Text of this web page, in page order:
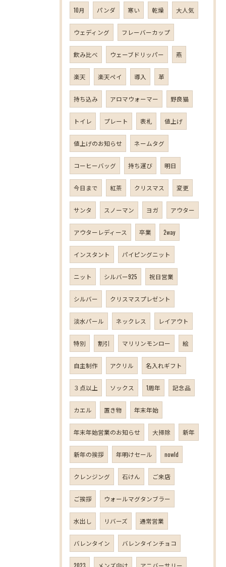
10月 パンダ 寒い 乾燥 大人気
ウェディング フレーバーカップ
飲み比べ ウェーブドリッパー 燕
楽天 楽天ペイ 導入 革
持ち込み アロマウォーマー 野良猫
トイレ プレート 表札 値上げ
値上げのお知らせ ネームタグ
コーヒーバッグ 持ち運び 明日
今日まで 紅茶 クリスマス 変更
サンタ スノーマン ヨガ アウター
アウターレディース 卒業 2way
インスタント パイピングニット
ニット シルバー925 祝日営業
シルバー クリスマスプレゼント
淡水パール ネックレス レイアウト
特別 割引 マリリンモンロー 絵
自主制作 アクリル 名入れギフト
３点以上 ソックス 1周年 記念品
カエル 置き物 年末年始
年末年始営業のお知らせ 大掃除 新年
新年の挨拶 年明けセール nowld
クレンジング 石けん ご来店
ご挨拶 ウォールマグタンブラー
水出し リバーズ 通常営業
バレンタイン バレンタインチョコ
2023 メンズ向け アニバーサリー